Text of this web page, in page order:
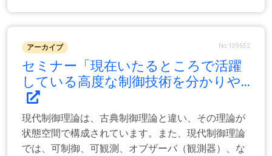
アーカイブ No.139652
セミナー「現在いたるところで活躍
している高度な制御技術を分かりや...
現代制御理論は、古典制御理論と違い、その理論が
状態空間で構成されています。また、現代制御理論
では、可制御、可観測、オブザーバ（観測器）、な